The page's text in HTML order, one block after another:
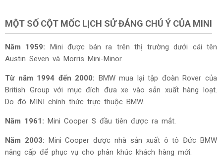
MỘT SỐ CỘT MỐC LỊCH SỬ ĐÁNG CHÚ Ý CỦA MINI
Năm 1959:
Mini được bán ra trên thị trường dưới cái tên
Austin Seven và Morris Mini-Minor.
Từ năm 1994 đến 2000: BMW mua lại tập đoàn Rover của
British Group với mục đích đưa xe vào sản xuất hàng loạt.
Do đó MINI chính thức trực thuộc BMW.
Năm 1961: Mini Cooper S đầu tiên được ra mắt.
Năm 2003: Mini Cooper được nhà sản xuất ô tô Đức BMW
nâng cấp để phục vụ cho phân khúc khách hàng mới.